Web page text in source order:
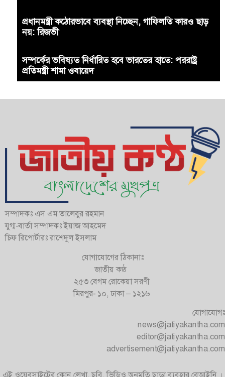
প্রধানমন্ত্রী কঠোরভাবে ব্যবস্থা নিচ্ছেন, গাফিলতি কারও ছাড়
নয়: রিজভী
সম্পর্কের ভবিষ্যত নির্ধারিত হবে ভারতের হাতে: পররাষ্ট্র
প্রতিমন্ত্রী শামা ওবায়েদ
সম্পাদকঃ এস এম তালেবুর রহমান
যুগ্ম-বার্তা সম্পাদকঃ ইয়াজ আহমেদ
চিফ রিপোর্টারঃ রাশেদুল ইসলাম
যোগাযোগের ঠিকানাঃ
জাতীয় কণ্ঠ
২৫৩ বেগম রোকেয়া সরণী
মিরপুর- ১০, ঢাকা – ১২১৬
যোগাযোগঃ
news@jatiyakantha.com
editor@jatiyakantha.com
advertisement@jatiyakantha.com
এই ওয়েবসাইটের কোন লেখা, ছবি, ভিডিও অনুমতি ছাড়া ব্যবহার বেআইনি ।